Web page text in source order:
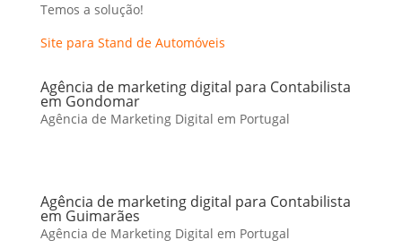
Temos a solução!
Site para Stand de Automóveis
Agência de marketing digital para Contabilista
em Gondomar
Agência de Marketing Digital em Portugal
Agência de marketing digital para Contabilista
em Guimarães
Agência de Marketing Digital em Portugal